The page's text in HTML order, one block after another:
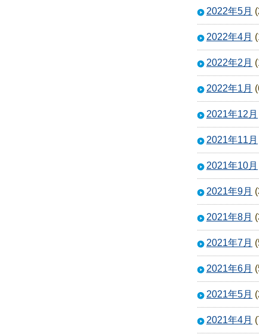
2022年5月
2022年4月
2022年2月
2022年1月
2021年12月
2021年11月
2021年10月
2021年9月
2021年8月
2021年7月
2021年6月
2021年5月
2021年4月